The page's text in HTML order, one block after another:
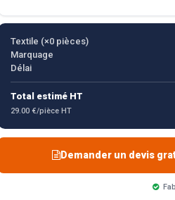
Textile (×0pièces)
Marquage
Délai
Total estimé HT
29.00 €/pièce HT
Demander un devis